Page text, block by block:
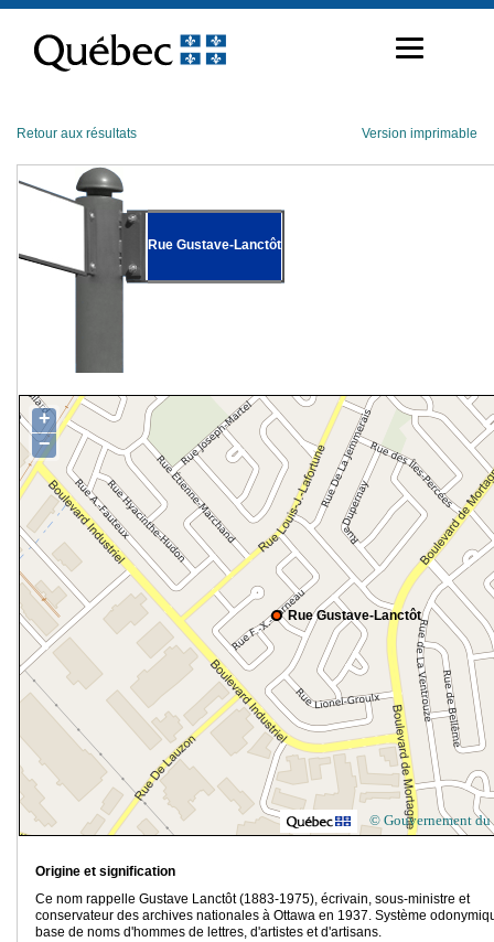
contenu
Retour aux résultats Version imprimable
Rue Gustave-Lanctôt
Rue Gustave-Lanctôt
+
−
© Gouvernement du
Origine et signification
Ce nom rappelle Gustave Lanctôt (1883-1975), écrivain, sous-ministre et
conservateur des archives nationales à Ottawa en 1937. Système
base de noms d'hommes de lettres, d'artistes et d'artisans.